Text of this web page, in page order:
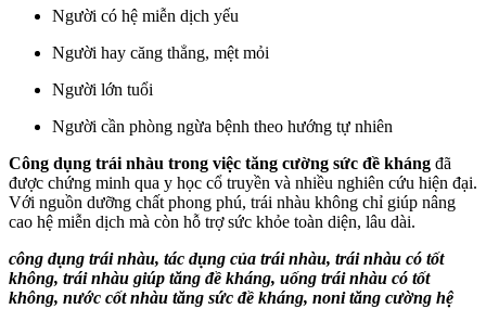
Người có hệ miễn dịch yếu
Người hay căng thẳng, mệt mỏi
Người lớn tuổi
Người cần phòng ngừa bệnh theo hướng tự nhiên
Công dụng trái nhàu trong việc tăng cường sức đề kháng đã
được chứng minh qua y học cổ truyền và nhiều nghiên cứu hiện đại.
Với nguồn dưỡng chất phong phú, trái nhàu không chỉ giúp nâng
cao hệ miễn dịch mà còn hỗ trợ sức khỏe toàn diện, lâu dài.
công dụng trái nhàu, tác dụng của trái nhàu, trái nhàu có tốt
không, trái nhàu giúp tăng đề kháng, uống trái nhàu có tốt
không, nước cốt nhàu tăng sức đề kháng, noni tăng cường hệ